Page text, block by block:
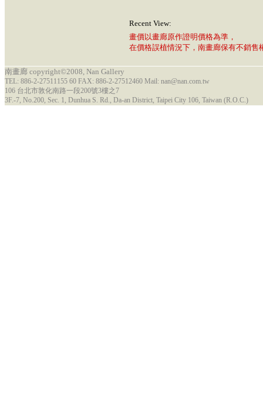
Recent View:
畫價以畫廊原作證明價格為準，
在價格誤植情況下，南畫廊保有不銷售
南畫廊 copyright©2008, Nan Gallery
TEL: 886-2-27511155 60 FAX: 886-2-27512460 Mail: nan@nan.com.tw
106 台北市敦化南路一段200號3樓之7
3F.-7, No.200, Sec. 1, Dunhua S. Rd., Da-an District, Taipei City 106, Taiwan (R.O.C.)